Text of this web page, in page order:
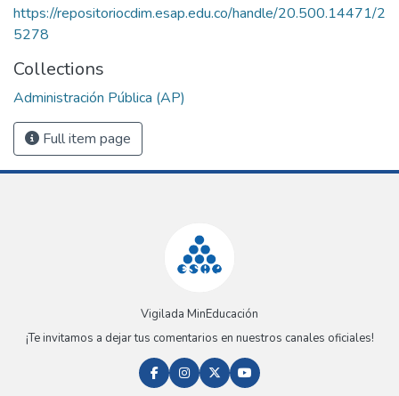
https://repositoriocdim.esap.edu.co/handle/20.500.14471/2
5278
Collections
Administración Pública (AP)
Full item page
Vigilada MinEducación
¡Te invitamos a dejar tus comentarios en nuestros canales oficiales!